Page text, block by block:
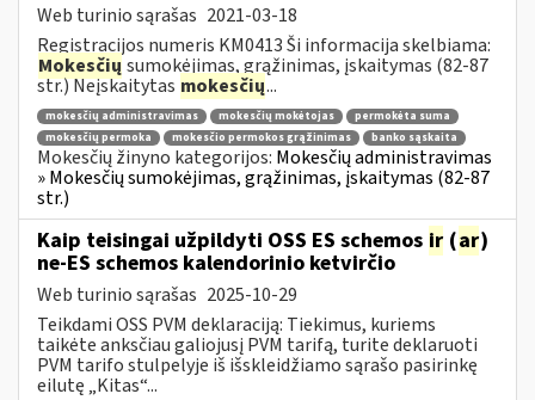
Web turinio sąrašas 2021-03-18
Registracijos numeris KM0413 Ši informacija skelbiama:
Mokesčių sumokėjimas, grąžinimas, įskaitymas (82-87
str.) Neįskaitytas mokesčių...
mokesčių administravimas mokesčių mokėtojas
permokėta suma
mokesčių permoka
mokesčio permokos grąžinimas banko sąskaita
Mokesčių žinyno kategorijos: Mokesčių administravimas
» Mokesčių sumokėjimas, grąžinimas, įskaitymas (82-87
str.)
Kaip teisingai užpildyti OSS ES schemos ir (ar)
ne-ES schemos kalendorinio ketvirčio
Web turinio sąrašas 2025-10-29
Teikdami OSS PVM deklaraciją: Tiekimus, kuriems
taikėte anksčiau galiojusį PVM tarifą, turite deklaruoti
PVM tarifo stulpelyje iš išskleidžiamo sąrašo pasirinkę
eilutę „Kitas“...